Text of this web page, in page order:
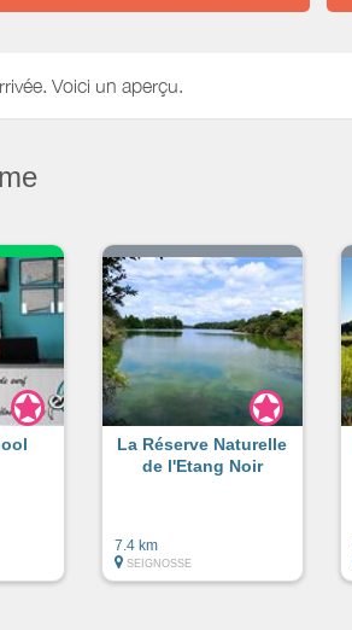
Voici un aperçu.
La Réserve Naturelle
de l'Etang Noir
7.4 km
SEIGNOSSE